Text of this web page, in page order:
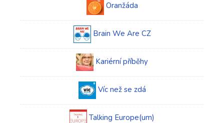
Oranžáda
Brain We Are CZ
Kariérní příběhy
Víc než se zdá
Talking Europe(um)